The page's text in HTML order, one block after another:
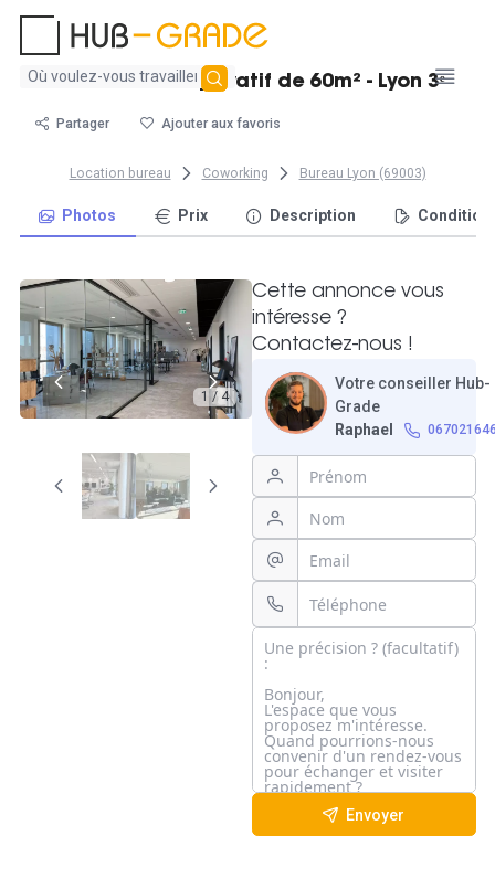
Aucun
trouvé
Grand bureau privatif de 60m² - Lyon 3ᵉ
Partager Ajouter aux favoris
Location bureau Coworking Bureau Lyon (69003)
Photos Prix Description
1 / 4
Cette annonce vous
intéresse ?
Contactez-nous !
Votre conseiller Hub-
Grade
Raphael
Envoyer